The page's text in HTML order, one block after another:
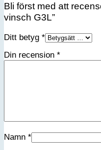
Bli först med att
vinsch G3L”
Ditt betyg *
Din recension *
Namn *